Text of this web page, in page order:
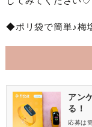
◆ポリ袋で簡単♪梅
アン
る！
応募は